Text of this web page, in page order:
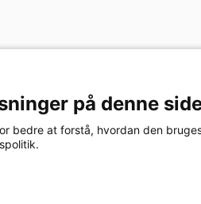
på denne
bedre at forstå, hvordan den